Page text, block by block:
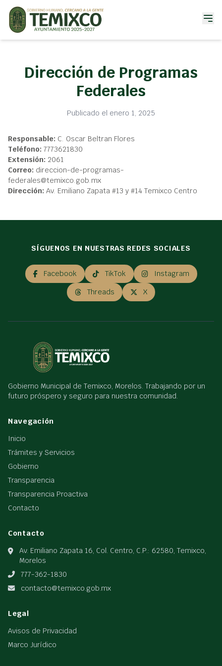
Dirección de Programas
Federales
Publicado el enero 1, 2025
Responsable: C. Oscar Beltran Flores
Teléfono: 7773621830
Extensión: 2061
Correo: direccion-de-programas-
federales@temixco.gob.mx
Dirección: Av. Emiliano Zapata #13 y #14 Temixco Centro
SÍGUENOS EN NUESTRAS REDES SOCIALES
Facebook TikTok Instagram
Threads X
Gobierno Municipal de Temixco, Morelos. Trabajando por un
futuro próspero y seguro para nuestra comunidad.
Navegación
Inicio
Trámites y Servicios
Gobierno
Transparencia
Transparencia Proactiva
Contacto
Contacto
Av. Emiliano Zapata 16, Col. Centro, C.P.: 62580, Temixco,
Morelos
777-362-1830
contacto@temixco.gob.mx
Legal
Avisos de Privacidad
Marco Jurídico